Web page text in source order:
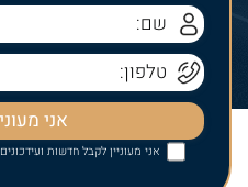
אני מעוניין לקבל חדשות ועידכונים